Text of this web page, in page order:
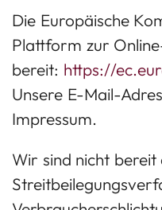
Die Europäische
Plattform zur
bereit: https://
Unsere E-Mail-
Impressum.
Wir sind nicht